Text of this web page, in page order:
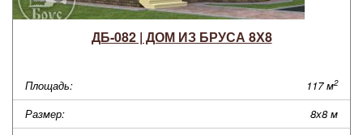
ДБ-082 | ДОМ ИЗ БРУСА 8Х8
Площадь: 117 м2
Размер:
8х8 м